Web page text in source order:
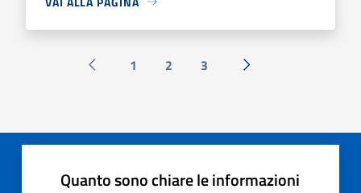
Pagina precedente
1 2 3 Successiva »
Quanto sono chiare le informazioni